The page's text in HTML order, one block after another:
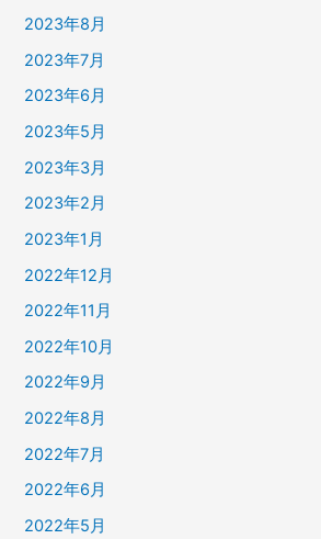
2023年8月
2023年7月
2023年6月
2023年5月
2023年3月
2023年2月
2023年1月
2022年12月
2022年11月
2022年10月
2022年9月
2022年8月
2022年7月
2022年6月
2022年5月